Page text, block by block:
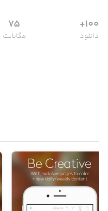
100+
دانلود
75
مگابایت